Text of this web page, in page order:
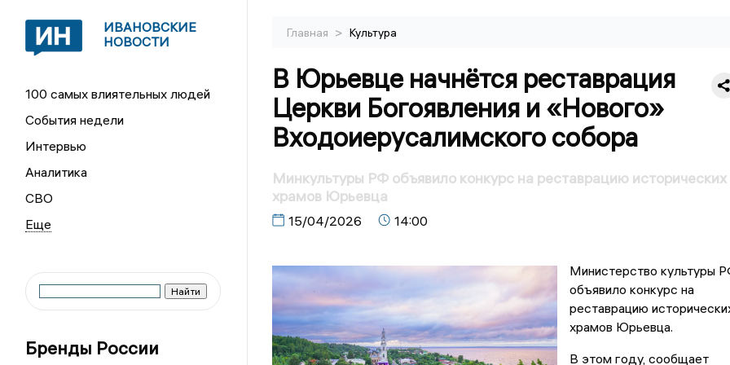
ИВАНОВСКИЕ
НОВОСТИ
100 самых влиятельных людей
События недели
Интервью
Аналитика
СВО
Бренды России
Главная > Культура
В Юрьевце начнётся реставрация
Церкви Богоявления и «Нового»
Входоиерусалимского собора
Минкультуры РФ объявило конкурс на реставрацию исторических
храмов Юрьевца
15/04/2026 14:00
Министерство культуры
объявило конкурс на
реставрацию
храмов Юрьевца.
В этом году, сообщает